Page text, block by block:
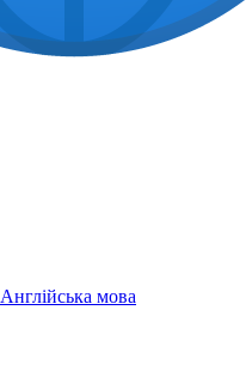
Англійська мова